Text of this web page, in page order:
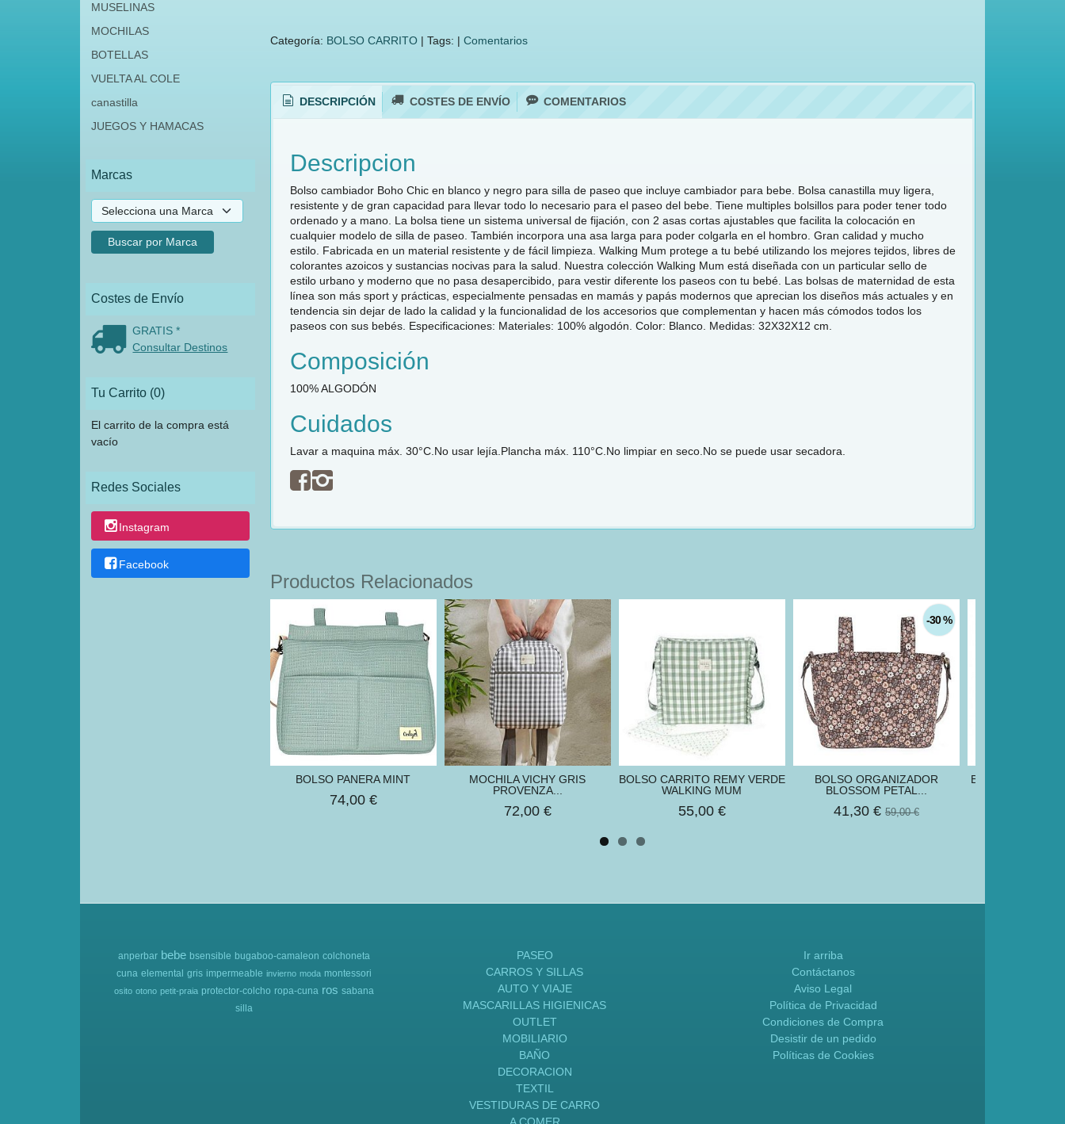
MUSELINAS
MOCHILAS
BOTELLAS
VUELTA AL COLE
canastilla
JUEGOS Y HAMACAS
Marcas
Costes de Envío
GRATIS *
Consultar Destinos
Tu Carrito (0)
El carrito de la compra está
vacío
Redes Sociales
Instagram
Facebook
Categoría: BOLSO CARRITO| Tags: | Comentarios
DESCRIPCIÓN COSTES DE ENVÍO COMENTARIOS
Descripcion
Bolso cambiador Boho Chic en blanco y negro para silla de paseo que incluye cambiador para bebe. Bolsa canastilla muy ligera,
resistente y de gran capacidad para llevar todo lo necesario para el paseo del bebe. Tiene multiples bolsillos para poder tener todo
ordenado y a mano. La bolsa tiene un sistema universal de fijación, con 2 asas cortas ajustables que facilita la colocación en
cualquier modelo de silla de paseo. También incorpora una asa larga para poder colgarla en el hombro. Gran calidad y mucho
estilo. Fabricada en un material resistente y de fácil limpieza. Walking Mum protege a tu bebé utilizando los mejores tejidos, libres de
colorantes azoicos y sustancias nocivas para la salud. Nuestra colección Walking Mum está diseñada con un particular sello de
estilo urbano y moderno que no pasa desapercibido, para vestir diferente los paseos con tu bebé. Las bolsas de maternidad de esta
línea son más sport y prácticas, especialmente pensadas en mamás y papás modernos que aprecian los diseños más actuales y en
tendencia sin dejar de lado la calidad y la funcionalidad de los accesorios que complementan y hacen más cómodos todos los
paseos con sus bebés. Especificaciones: Materiales: 100% algodón. Color: Blanco. Medidas: 32X32X12 cm.
Composición
100% ALGODÓN
Cuidados
Lavar a maquina máx. 30°C.No usar lejía.Plancha máx. 110°C.No limpiar en seco.No se puede usar secadora.
Productos Relacionados
BOLSO PANERA MINT
74,00 €
MOCHILA VICHY GRIS
PROVENZA...
72,00 €
BOLSO CARRITO REMY VERDE
WALKING MUM
55,00 €
-30 %
BOLSO ORGANIZADOR
BLOSSOM PETAL...
41,30 € 59,00 €
BOLSO
anperbar bebe bsensible bugaboo-camaleon colchoneta
cuna elemental gris impermeable invierno moda montessori
osito otono petit-praia protector-colcho ropa-cuna ros sabana
silla
PASEO
CARROS Y SILLAS
AUTO Y VIAJE
MASCARILLAS HIGIENICAS
OUTLET
MOBILIARIO
BAÑO
DECORACION
TEXTIL
VESTIDURAS DE CARRO
Ir arriba
Contáctanos
Aviso Legal
Política de Privacidad
Condiciones de Compra
Desistir de un pedido
Políticas de Cookies